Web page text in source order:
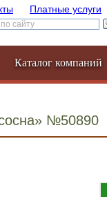
Платные услуги
Каталог компаний
№50890